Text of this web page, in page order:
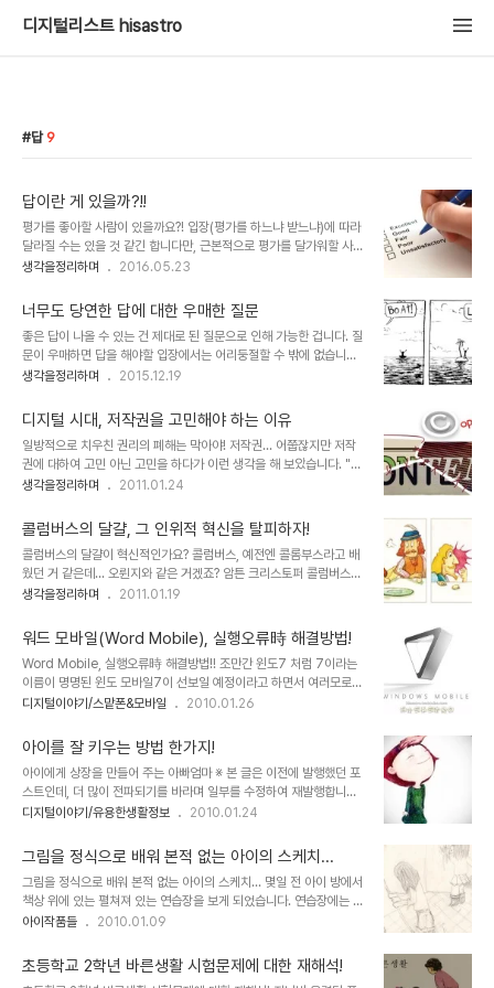
디지털리스트 hisastro
답 9
답이란 게 있을까?!!
평가를 좋아할 사람이 있을까요?! 입장(평가를 하느냐 받느냐)에 따라
달라질 수는 있을 것 같긴 합니다만, 근본적으로 평가를 달가워할 사람
은 그리 많지 않을 거라 생각됩니다. 설사 어느 정도 그 필요성을 느낀
면 그 이전과 이후의 생각에는 분명 차이가 있을 것이라고 봅니다. 평
가라는 것에 대해 이러한 생각을 갖는 이유는 평가라는 것 자체가 어떤
일정한 틀과 같은 답을 요구하기 때문입니다. 그러나 많이들 경험하다
시피 그 요구된 답이 정말 맞는 거냐는 생각 해 볼 문젭니다. 이미지 출
처: fr.linkedin.com 아주 많은 날을 살았다고 할 순 없지만 현재까
적으로 요구되..
생각을정리하며 2016.05.23
너무도 당연한 답에 대한 우매한 질문
좋은 답이 나올 수 있는 건 제대로 된 질문으로 인해 가능한 겁니다. 질
문이 우매하면 답을 해야할 입장에서는 어리둥절할 수 밖에 없습니다.
하지만 그런 질문도 자주 받다 보면 화석처럼 인식 마저 굳어져 당연한
이 합당할까요? 나쁜 사람이 되고 싶은 사람? 영화나 드라마 배역이라
면 모르겠습니다. 아니 사실 그 영화나 드라마 상황도 역시 현실이 반
영된 것이기 때문에 현실 속에서 왜곡된 나쁘고 좋은 사람의 구분으로
그렇게 연결된 것이니 이것 역시 가당치 않은 겁니다. 현재의 시각에서
도 그 나쁘고 좋은 건 그저 시각의 차이에 의한 착시라고 할 수 있구요
있을까요? 그렇다고..
생각을정리하며 2015.12.19
디지털 시대, 저작권을 고민해야 하는 이유
일방적으로 치우친 권리의 폐해는 막아야! 저작권... 어쭙잖지만 저작
권에 대하여 고민 아닌 고민을 하다가 이런 생각을 해 보았습니다. "어
떠한 권리가 한쪽으로 치우쳤을 땐 반드시 문제가 발생하기 마련이
에 이르렀다고 봅니다. 물론 현재, 어떤 누구라도 이 디지털 시대의 저
작권에 대하여 명쾌한 답을 내놓긴 어려울 것이라 생각합니다. 뭐, 혼
자라면 어떤 특정한 방법을 포함하여 어떤 주장이든 펼칠 수는 있겠지
만... ▲ Illustration by Minh Uong/The New York Times
Published: March 1, 2009 음악이나, 책, 글 그림 등등... 이러한
생각을정리하며 2011.01.24
콜럼버스의 달걀, 그 인위적 혁신을 탈피하자!
콜럼버스의 달걀이 혁신적인가요? 콜럼버스, 예전엔 콜롬부스라고 배
웠던 거 같은데... 오륀지와 같은 거겠죠? 암튼 크리스토퍼 콜럼버스
(Christopher Columbus), 그는 아직 많은 사람들에게 미지의 세
럼버스 그를 진정한 모험가로 바라보아야 하는지에 대해서 저는 단호
하게 아니라고 생각합니다. -이러한 생각을 갖게 된 건 올바른 지식을
전파하고자 했던 분들의 깨인 시각과 그 파급에 따른 많은 사람들의 생
각에 공감하기 때문일 겁니다. 그만큼 앞으로의 세상은 지금 보다 더
좋은 생각과 실천으로 모두가 행복한 세상이 될 수 있는 가능성이 커지
Columbus, 1..
생각을정리하며 2011.01.19
워드 모바일(Word Mobile), 실행오류時 해결방법!
Word Mobile, 실행오류時 해결방법!! 조만간 윈도7 처럼 7이라는
이름이 명명된 윈도 모바일7이 선보일 예정이라고 하면서 여러모로
개선된 모습일 것임을 MS가 시사하고 있긴 합니다만... 어느정도의 획
수 있을지 기대 아닌 기대를 가지고 있습니다. 워낙 윈도 모바일 6.5
까지 실망스러운 모습이었기에... ▲ 윈도 모바일 7의 로고로 알려진
이미지현재, 저의 옴냐에도 이 로고를 사용하고 있습니다. ^^ 현재 윈
도 모바일용 스마트폰 사용자들이 생각하는 윈도 모바일의 가장 큰 공
통된 문제인식 중 하나는 메모리 부족일 겁니다. MS가 데스크탑에서
그만큼 효과를 보았지만,..
디지털이야기/스맡폰&모바일 2010.01.26
아이를 잘 키우는 방법 한가지!
아이에게 상장을 만들어 주는 아빠엄마 ※ 본 글은 이전에 발행했던 포
스트인데, 더 많이 전파되기를 바라며 일부를 수정하여 재발행합니다.
(_ _) 칭찬이라는 말을 참 좋아합니다. 우화를 통한 제목으로도 "칭찬
있기도 하지요. ▲ 칭찬릴레이 이벤트를 진행했던 인천인터넷방송
IBNNEWS의 첨부 이미지 가끔 아이들을 혼내는 일도 종종 있긴 하지
만, 사실 그러고 나면 이상하게도 혼낸 그 마음 역시 좋질 않았습니다.
그래서 가능한 아이들을 혼내지는 않으려 합니다. 정 필요한 경우라면,
그동안 아이들이 아빠를 무서워했던 그 때를 상기 시키는 정도로 마무
않는다는 것이... 지금 ..
디지털이야기/유용한생활정보 2010.01.24
그림을 정식으로 배워 본적 없는 아이의 스케치...
그림을 정식으로 배워 본적 없는 아이의 스케치... 몇일 전 아이 방에서
책상 위에 있는 펼쳐져 있는 연습장을 보게 되었습니다. 연습장에는 제
법 스케치를 잘 했다 싶은 청소하는 아이들의 모습이 그려져 있었는데,
생각이 들었습니다. 그래서 아이에게 물어보니... 역시 그랬습니다.
-.-; ^^ 모든 것은 아니지만, 대부분 또래 아이들 모습에서 갖추어야
아이작품들 2010.01.09
초등학교 2학년 바른생활 시험문제에 대한 재해석!